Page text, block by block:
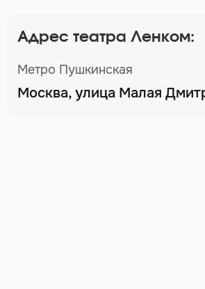
Адрес театра Ленком:
Метро Пушкинская
Москва, улица Малая